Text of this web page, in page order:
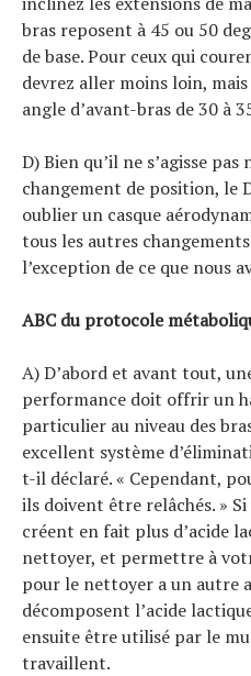
bras reposent à 45 ou 50
de base. Pour ceux qui
devrez aller moins loin,
angle d’avant-bras de 30 à
D) Bien qu’il ne s’agisse
changement de position, le
oublier un casque
tous les autres
l’exception de ce que nous
ABC du protocole
A) D’abord et avant tout,
performance doit offrir un
particulier au niveau des
excellent système
t-il déclaré. « Cependant,
ils doivent être relâchés. »
créent en fait plus d’acide
nettoyer, et permettre à
pour le nettoyer a un autre
décomposent l’acide
ensuite être utilisé par le
travaillent.